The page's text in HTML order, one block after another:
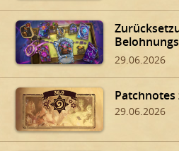
der
29.06.2026
Patchnotes
29.06.2026